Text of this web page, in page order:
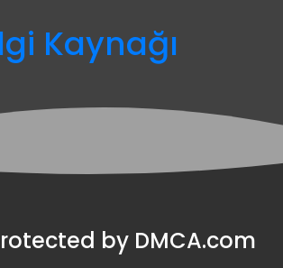
Kaynağı
by DMCA.com